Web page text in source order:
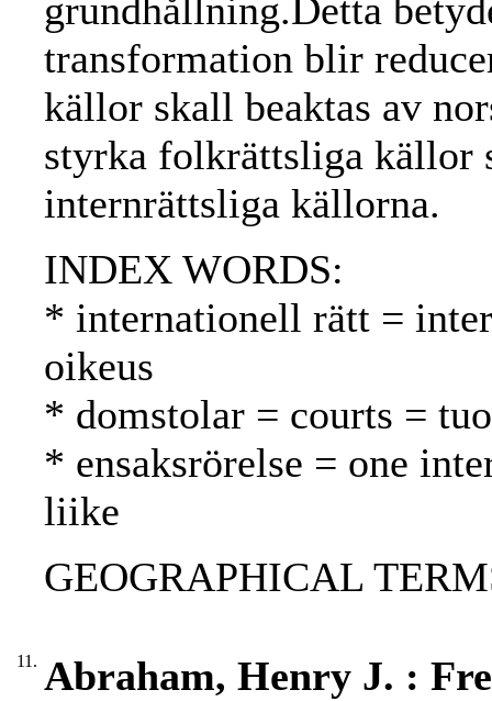
grundhållning.Detta
transformation blir
källor skall beaktas av
styrka folkrättsliga källor
internrättsliga källorna.
INDEX WORDS:
* internationell rätt =
oikeus
* domstolar = courts =
* ensaksrörelse = one
liike
GEOGRAPHICAL
11. Abraham, Henry J. :